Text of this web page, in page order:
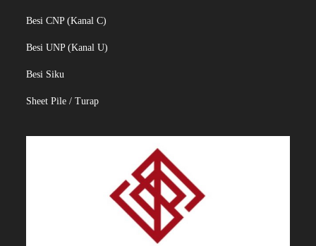
Besi CNP (Kanal C)
Besi UNP (Kanal U)
Besi Siku
Sheet Pile / Turap